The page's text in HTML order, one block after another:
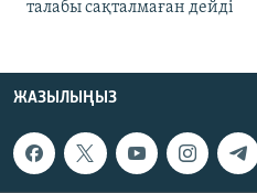
талабы сақталмаған дейді
ЖАЗЫЛЫҢЫЗ